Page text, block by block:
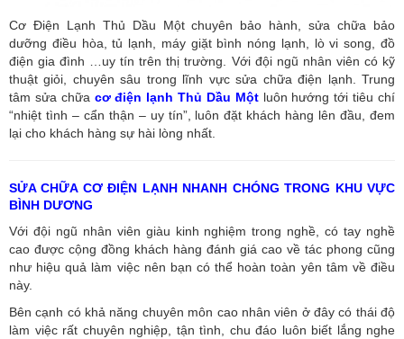
Cơ Điện Lạnh Thủ Dầu Một chuyên bảo hành, sửa chữa bảo
dưỡng điều hòa, tủ lạnh, máy giặt bình nóng lạnh, lò vi song, đồ
điện gia đình …uy tín trên thị trường. Với đội ngũ nhân viên có kỹ
thuật giỏi, chuyên sâu trong lĩnh vực sửa chữa điện lạnh. Trung
tâm sửa chữa cơ điện lạnh Thủ Dầu Mộtluôn hướng tới tiêu chí
“nhiệt tình – cẩn thận – uy tín”, luôn đặt khách hàng lên đầu, đem
lại cho khách hàng sự hài lòng nhất.
SỬA CHỮA CƠ ĐIỆN LẠNH NHANH CHÓNG TRONG KHU VỰC
BÌNH DƯƠNG
Với đội ngũ nhân viên giàu kinh nghiệm trong nghề, có tay nghề
cao được cộng đồng khách hàng đánh giá cao về tác phong cũng
như hiệu quả làm việc nên bạn có thể hoàn toàn yên tâm về điều
này.
Bên cạnh có khả năng chuyên môn cao nhân viên ở đây có thái độ
làm việc rất chuyên nghiệp, tận tình, chu đáo luôn biết lắng nghe